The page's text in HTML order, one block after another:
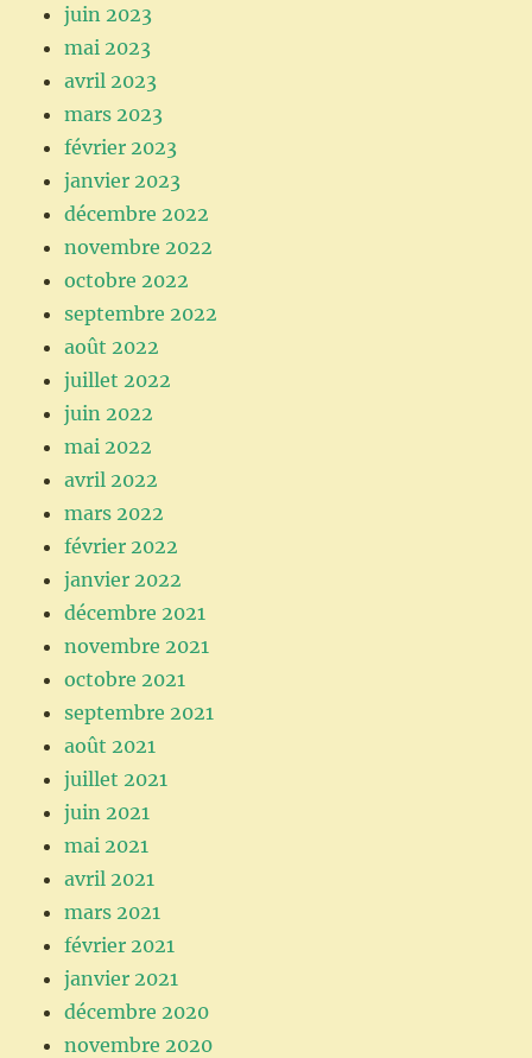
juin 2023
mai 2023
avril 2023
mars 2023
février 2023
janvier 2023
décembre 2022
novembre 2022
octobre 2022
septembre 2022
août 2022
juillet 2022
juin 2022
mai 2022
avril 2022
mars 2022
février 2022
janvier 2022
décembre 2021
novembre 2021
octobre 2021
septembre 2021
août 2021
juillet 2021
juin 2021
mai 2021
avril 2021
mars 2021
février 2021
janvier 2021
décembre 2020
novembre 2020